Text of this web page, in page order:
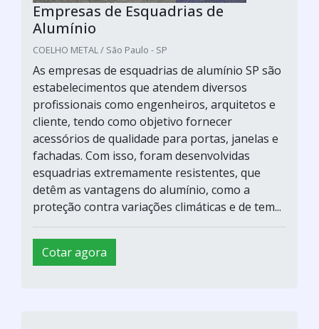
Empresas de Esquadrias de
Alumínio
COELHO METAL / São Paulo - SP
As empresas de esquadrias de alumínio SP são
estabelecimentos que atendem diversos
profissionais como engenheiros, arquitetos e
cliente, tendo como objetivo fornecer
acessórios de qualidade para portas, janelas e
fachadas. Com isso, foram desenvolvidas
esquadrias extremamente resistentes, que
detêm as vantagens do alumínio, como a
proteção contra variações climáticas e de tem...
Cotar agora